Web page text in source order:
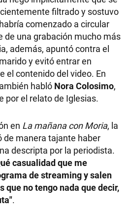
filtrado y sostuvo
comenzado a circular
de una grabación mucho más
además, apuntó contra el
y evitó entrar en
el contenido del video. En
habló Nora Colosimo,
por el relato de Iglesias.
en La mañana con Moria, la
de manera tajante haber
descripta por la periodista.
casualidad que me
de streaming y salen
que no tengo nada que decir,
.